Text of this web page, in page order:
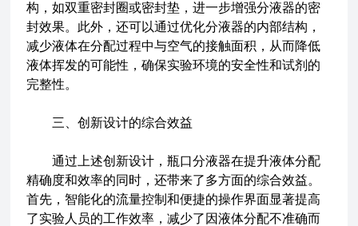
构，如双重密封圈或密封垫，进一步增强分液器的密
封效果。此外，还可以通过优化分液器的内部结构，
减少液体在分配过程中与空气的接触面积，从而降低
液体挥发的可能性，确保实验环境的安全性和试剂的
完整性。
三、创新设计的综合效益
通过上述创新设计，瓶口分液器在提升液体分配
精确度和效率的同时，还带来了多方面的综合效益。
首先，智能化的流量控制和便捷的操作界面显著提高
了实验人员的工作效率，减少了因液体分配不准确而